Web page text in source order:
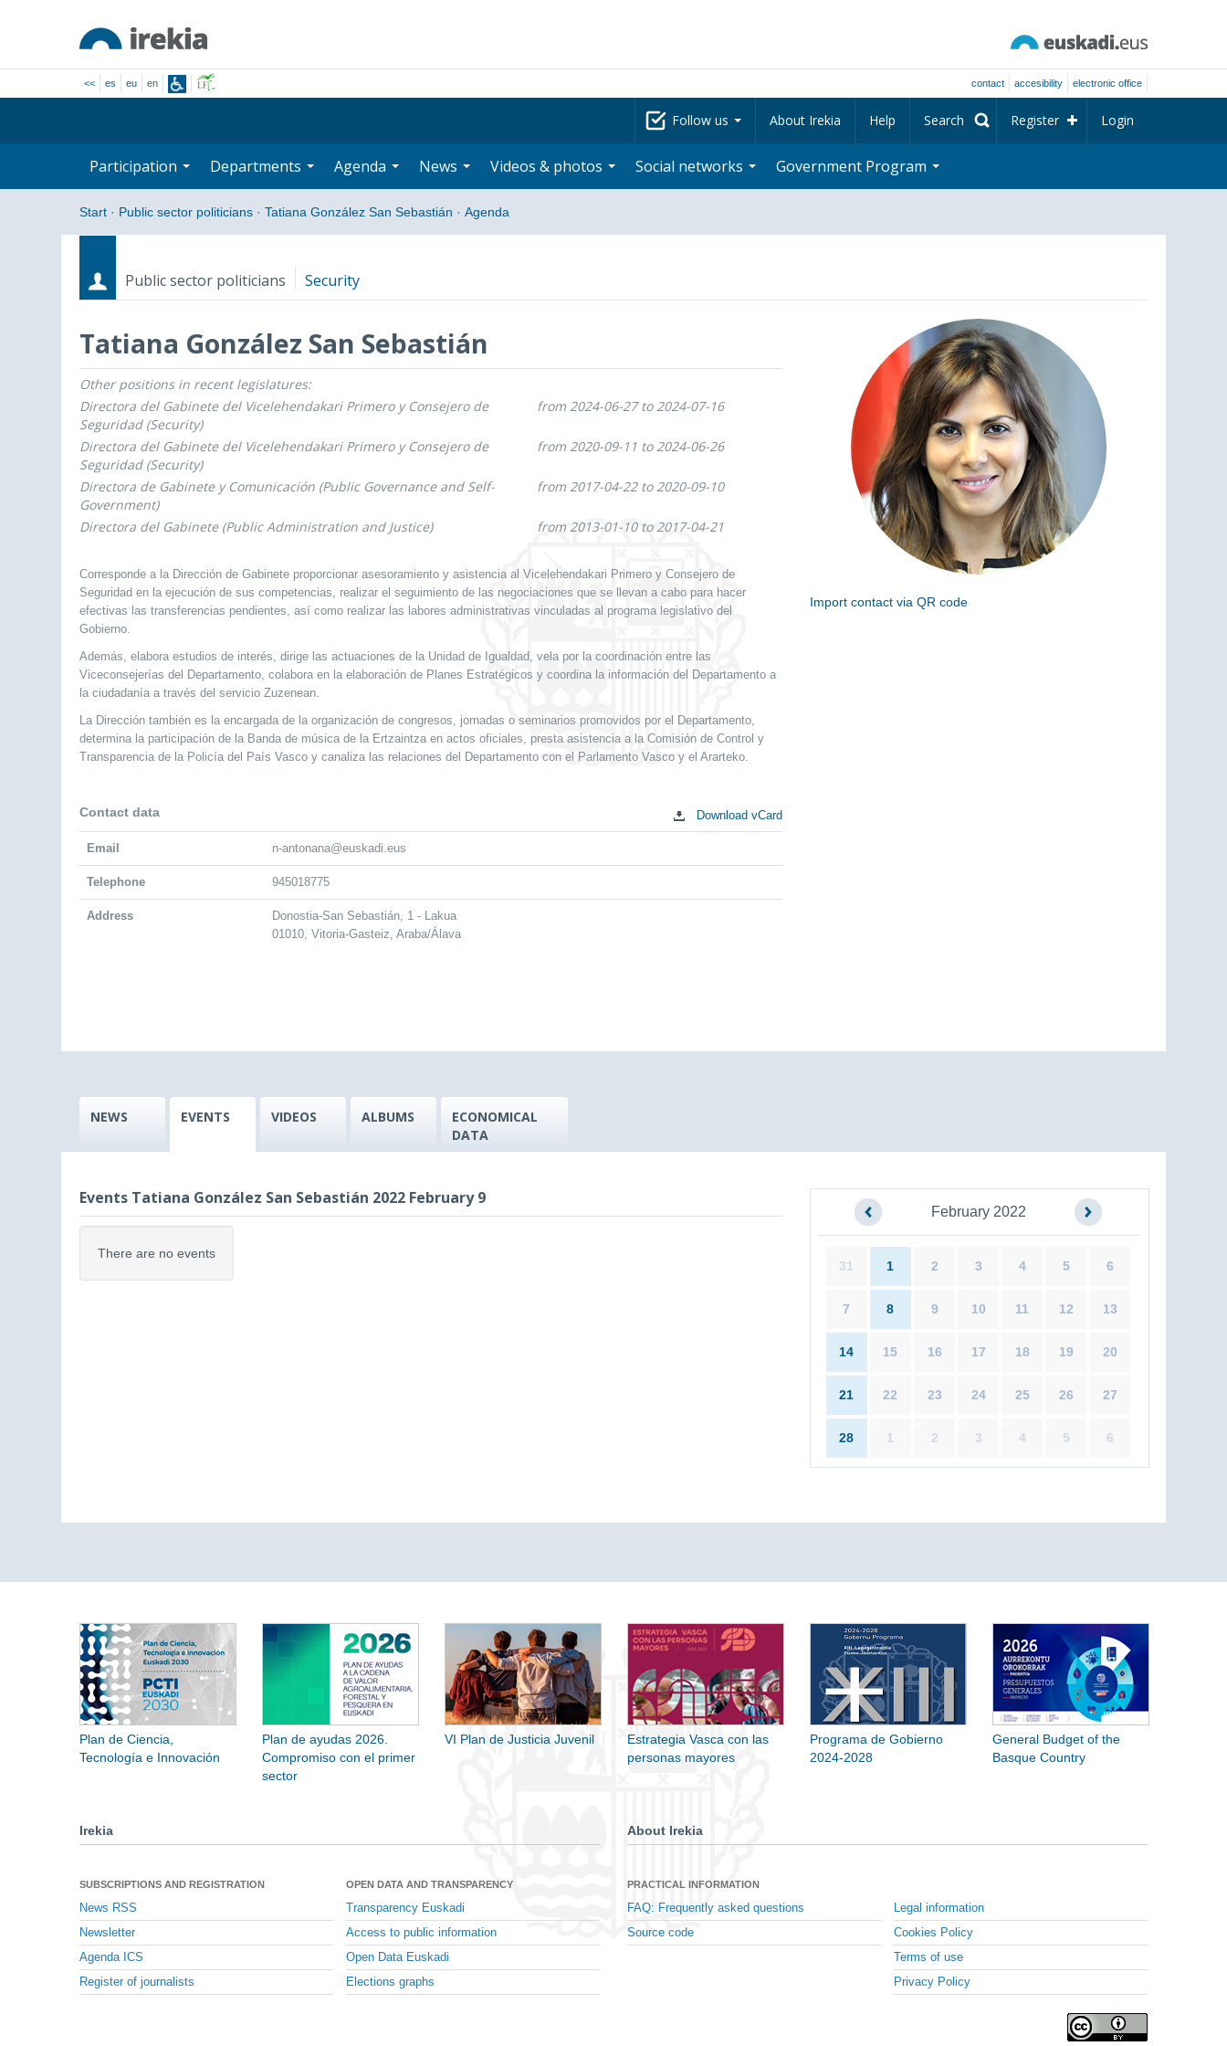
<< es eu en contact accesibility electronic office
Follow us About Irekia Help Search Register Login
Participation Departments Agenda News Videos & photos Social networks Government Program
Start · Public sector politicians · Tatiana González San Sebastián · Agenda
Public sector politicians Security
Tatiana González San Sebastián
RolesStart date - End date
Other positions in recent legislatures:
Directora del Gabinete del Vicelehendakari Primero y Consejero de
Seguridad (Security)
from 2024-06-27 to 2024-07-16
Directora del Gabinete del Vicelehendakari Primero y Consejero de
Seguridad (Security)
from 2020-09-11 to 2024-06-26
Directora de Gabinete y Comunicación (Public Governance and Self-
Government)
from 2017-04-22 to 2020-09-10
Directora del Gabinete (Public Administration and Justice) from 2013-01-10 to 2017-04-21
Corresponde a la Dirección de Gabinete proporcionar asesoramiento y asistencia al Vicelehendakari Primero y Consejero de
Seguridad en la ejecución de sus competencias, realizar el seguimiento de las negociaciones que se llevan a cabo para hacer
efectivas las transferencias pendientes, así como realizar las labores administrativas vinculadas al programa legislativo del
Gobierno.
Además, elabora estudios de interés, dirige las actuaciones de la Unidad de Igualdad, vela por la coordinación entre las
Viceconsejerías del Departamento, colabora en la elaboración de Planes Estratégicos y coordina la información del Departamento a
la ciudadanía a través del servicio Zuzenean.
La Dirección también es la encargada de la organización de congresos, jornadas o seminarios promovidos por el Departamento,
determina la participación de la Banda de música de la Ertzaintza en actos oficiales, presta asistencia a la Comisión de Control y
Transparencia de la Policía del País Vasco y canaliza las relaciones del Departamento con el Parlamento Vasco y el Ararteko.
Contact data Download vCard
Email n-antonana@euskadi.eus
Telephone 945018775
Address
Donostia-San Sebastián, 1 - Lakua
01010, Vitoria-Gasteiz, Araba/Álava
Import contact via QR code
NEWS EVENTS VIDEOS ALBUMS
ECONOMICAL
DATA
Events Tatiana González San Sebastián 2022 February 9
There are no events
February 2022
31 1 2 3 4 5 6
7 8 9 10 11 12 13
14 15 16 17 18 19 20
21 22 23 24 25 26 27
28 1 2 3 4 5 6
Plan de Ciencia,
Tecnología e Innovación
Plan de ayudas 2026.
Compromiso con el primer
sector
VI Plan de Justicia Juvenil
Estrategia Vasca con las
personas mayores
Programa de Gobierno
2024-2028
General Budget of the
Basque Country
Irekia
SUBSCRIPTIONS AND REGISTRATION
News RSS
Newsletter
Agenda ICS
Register of journalists
OPEN DATA AND TRANSPARENCY
Transparency Euskadi
Access to public information
Open Data Euskadi
Elections graphs
About Irekia
PRACTICAL INFORMATION
FAQ: Frequently asked questions
Source code
Legal information
Cookies Policy
Terms of use
Privacy Policy